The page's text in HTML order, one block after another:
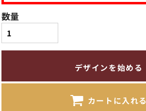
数量
デザインを始める
カートに入れる